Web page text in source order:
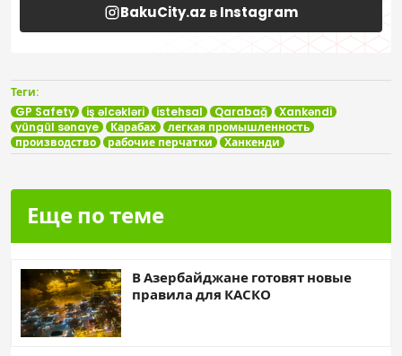
BakuCity.az в Instagram
Теги:
GP Safety
iş əlcəkləri istehsal Qarabağ
Xankəndi
yüngül sənaye
Карабах
легкая промышленность
производство
рабочие перчатки Ханкенди
Еще по теме
В Азербайджане готовят новые
правила для КАСКО